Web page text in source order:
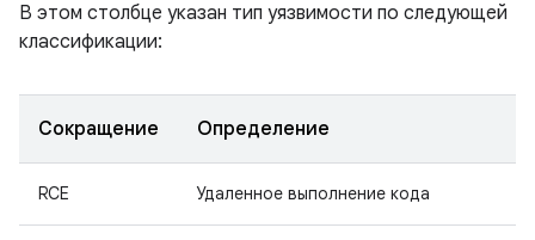
В этом столбце указан тип уязвимости по следующей
классификации:
Сокращение Определение
RCE Удаленное выполнение кода